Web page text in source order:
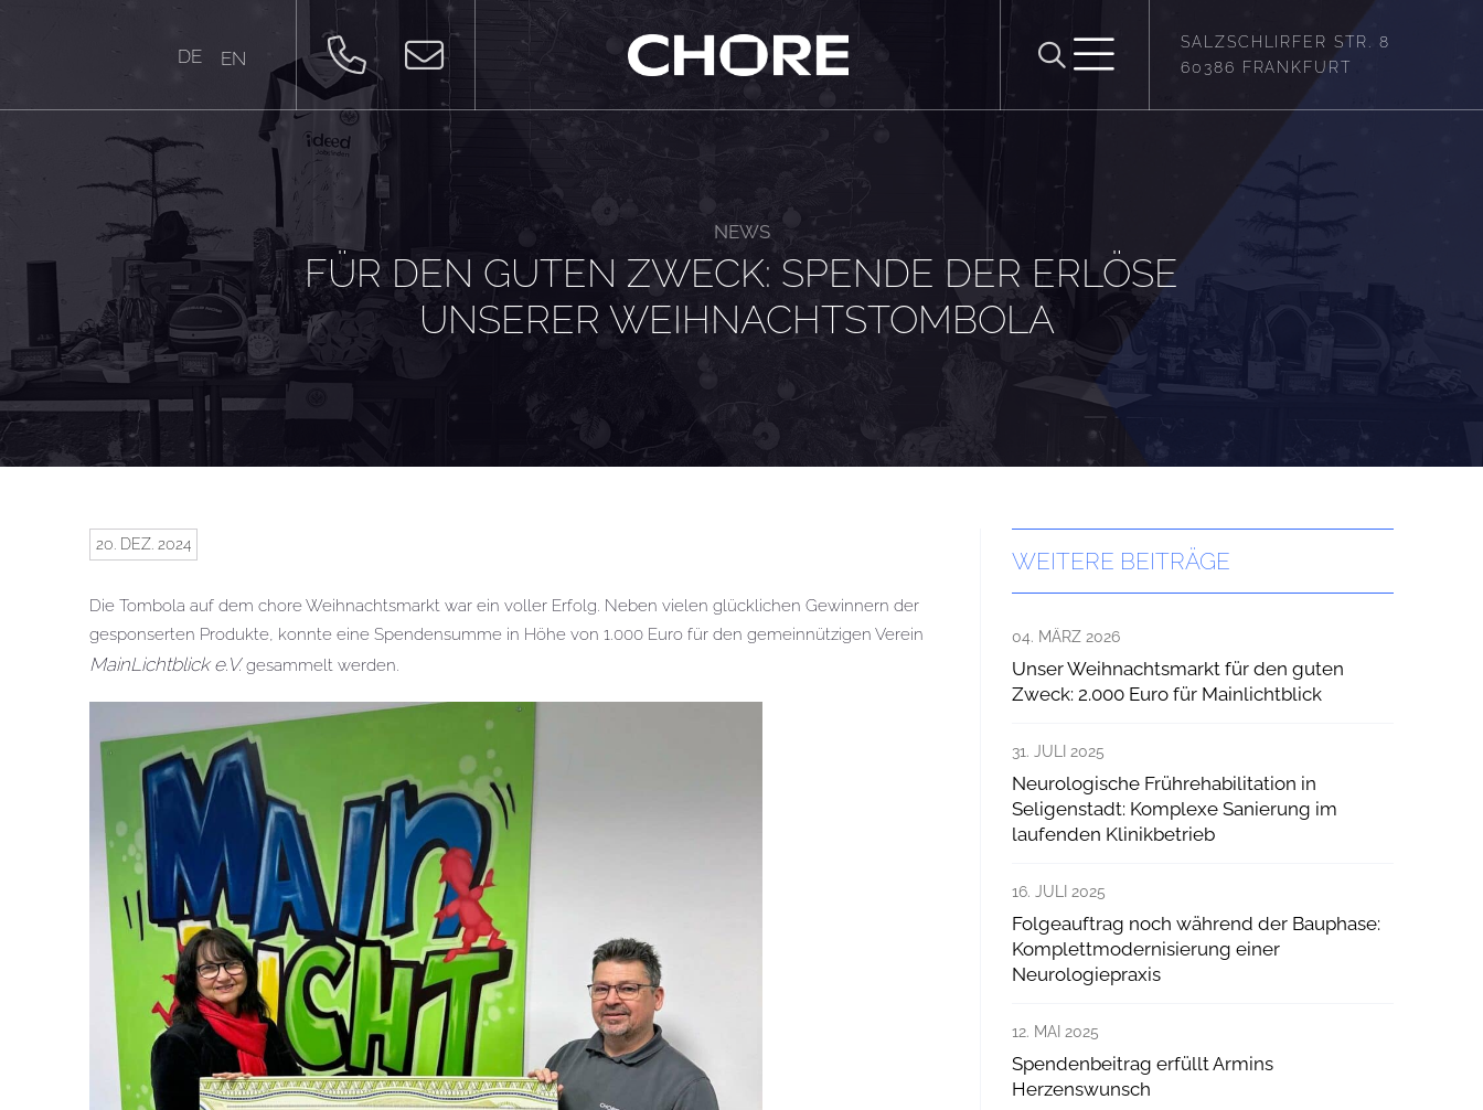
DE EN
SALZSCHLIRFER STR. 8
60386 FRANKFURT
NEWS
FÜR DEN GUTEN ZWECK: SPENDE DER ERLÖSE
UNSERER WEIHNACHTSTOMBOLA
20. DEZ. 2024
Die Tombola auf dem chore Weihnachtsmarkt war ein voller Erfolg. Neben vielen glücklichen Gewinnern der
gesponserten Produkte, konnte eine Spendensumme in Höhe von 1.000 Euro für den gemeinnützigen Verein
MainLichtblick e.V.gesammelt werden.
WEITERE BEITRÄGE
04. MÄRZ 2026
Unser Weihnachtsmarkt für den guten
Zweck: 2.000 Euro für Mainlichtblick
31. JULI 2025
Neurologische Frührehabilitation in
Seligenstadt: Komplexe Sanierung im
laufenden Klinikbetrieb
16. JULI 2025
Folgeauftrag noch während der Bauphase:
Komplettmodernisierung einer
Neurologiepraxis
12. MAI 2025
Spendenbeitrag erfüllt Armins
Herzenswunsch